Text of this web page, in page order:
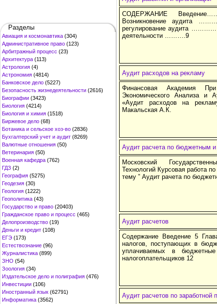
Разделы
Авиация и космонавтика (304)
Административное право (123)
Арбитражный процесс (23)
Архитектура (113)
Астрология (4)
Астрономия (4814)
Банковское дело (5227)
Безопасность жизнедеятельности (2616)
Биографии (3423)
Биология (4214)
Биология и химия (1518)
Биржевое дело (68)
Ботаника и сельское хоз-во (2836)
Бухгалтерский учет и аудит (8269)
Валютные отношения (50)
Ветеринария (50)
Военная кафедра (762)
ГДЗ (2)
География (5275)
Геодезия (30)
Геология (1222)
Геополитика (43)
Государство и право (20403)
Гражданское право и процесс (465)
Делопроизводство (19)
Деньги и кредит (108)
ЕГЭ (173)
Естествознание (96)
Журналистика (899)
ЗНО (54)
Зоология (34)
Издательское дело и полиграфия (476)
Инвестиции (106)
Иностранный язык (62791)
Информатика (3562)
СОДЕРЖАНИЕ
Возникновение аудита
регулирование аудита
деятельности ……….9
Аудит расходов на рекламу
Финансовая Академия
Экономического Анализа и
«Аудит расходов на
Макальская А.К.
Аудит расчета по бюджетным
Московский
Технологий Курсовая работа
тему ” Аудит рачета по
Аудит расчетов
Содержание Введение 5
налогов, поступающих в
уплачиваемых в бюджетные
налогоплательщиков 12
Аудит расчетов по заработной